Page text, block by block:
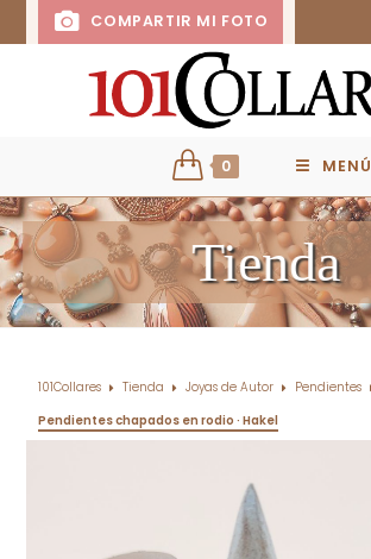
COMPARTIR MI FOTO
0 MENÚ
Tienda
101Collares Tienda Joyas de Autor
Pendientes
Pendientes chapados en rodio · Hakel